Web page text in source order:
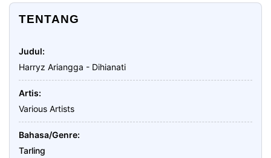
TENTANG
Judul
Harryz Ariangga - Dihianati
Artis
Various Artists
Bahasa/Genre
Tarling